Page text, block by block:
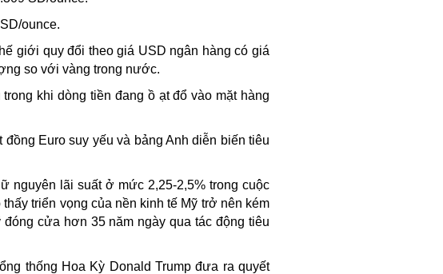
ounce.
giới quy đổi theo giá USD ngân hàng có giá
so với vàng trong nước.
khi dòng tiền đang ồ ạt đổ vào mặt hàng
Euro suy yếu và bảng Anh diễn biến tiêu
nguyên lãi suất ở mức 2,25-2,5% trong cuộc
triển vọng của nền kinh tế Mỹ trở nên kém
cửa hơn 35 năm ngày qua tác động tiêu
thống Hoa Kỳ Donald Trump đưa ra quyết